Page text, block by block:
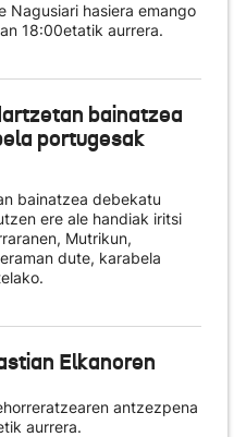
Nagusiari hasiera emango
18:00etatik aurrera.
bainatzea
portugesak
bainatzea debekatu
ere ale handiak iritsi
Mutrikun,
dute, karabela
Elkanoren
antzezpena
aurrera.